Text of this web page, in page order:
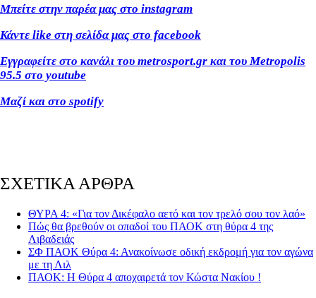
Μπείτε στην παρέα μας στο instagram
Κάντε like στη σελίδα μας στο facebook
Εγγραφείτε στο κανάλι του metrosport.gr και του Metropolis
95.5 στο youtube
Μαζί και στο spotify
ΣΧΕΤΙΚΑ ΑΡΘΡΑ
ΘΥΡΑ 4: «Για τον Δικέφαλο αετό και τον τρελό σου τον λαό»
Πώς θα βρεθούν οι οπαδοί του ΠΑΟΚ στη θύρα 4 της
Λιβαδειάς
ΣΦ ΠΑΟΚ Θύρα 4: Ανακοίνωσε οδική εκδρομή για τον αγώνα
με τη Λιλ
ΠΑΟΚ: Η Θύρα 4 αποχαιρετά τον Κώστα Νακίου !